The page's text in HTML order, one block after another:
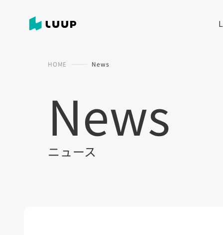
HOME News
News
ニュース